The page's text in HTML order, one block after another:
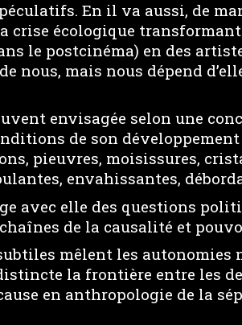
En il va aussi, de
crise écologique
le postcinéma) en des
nous, mais nous dépend
envisagée selon une
de son
pieuvres, moisissures,
envahissantes,
avec elle des questions
de la causalité et
mêlent les autonomies
la frontière entre les
en anthropologie de la